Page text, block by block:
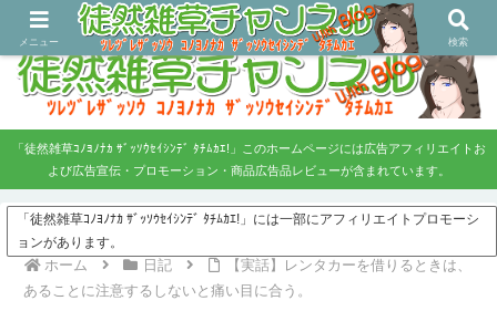
ツレヅレ・ザッソウ コノヨノナカ、ザッソウセイシンデタチムカエ！
「徒然雑草ｺﾉﾖﾉﾅｶ ｻﾞｯｿｳｾｲｼﾝﾃﾞ ﾀﾁﾑｶｴ!」このホームページには広告アフィリエイトお
よび広告宣伝・プロモーション・商品広告品レビューが含まれています。
「徒然雑草ｺﾉﾖﾉﾅｶ ｻﾞｯｿｳｾｲｼﾝﾃﾞ ﾀﾁﾑｶｴ!」には一部にアフィリエイトプロモーシ
ョンがあります。
ホーム 日記
【実話】レンタカーを借りるときは、
あることに注意するしないと痛い目に合う。
メニュー 検索